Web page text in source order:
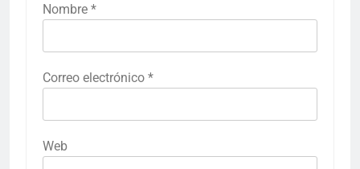
Nombre *
Correo electrónico *
Web